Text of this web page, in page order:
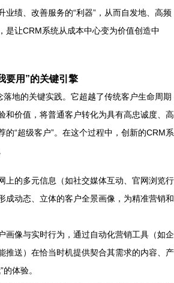
业绩、改善服务的“利器”，从而自发地、高频
是让CRM系统从成本中心变为价值创造中
要用”的关键引擎
落地的关键实践。它超越了传统客户生命周期
和价值，将普通客户转化为具有高忠诚度、高
的“超级客户”。在这个过程中，创新的CRM系
上的多元信息（如社交媒体互动、官网浏览行
成动态、立体的客户全景画像，为精准营销和
画像与实时行为，通过自动化营销工具（如企
推送）在恰当时机提供契合其需求的内容、产
体验。